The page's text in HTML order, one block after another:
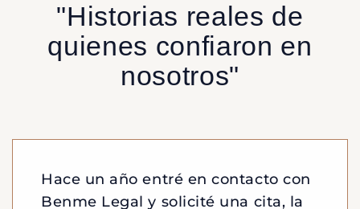
"Historias reales de
quienes confiaron en
nosotros"
Hace un año entré en contacto con
Benme Legal y solicité una cita, la